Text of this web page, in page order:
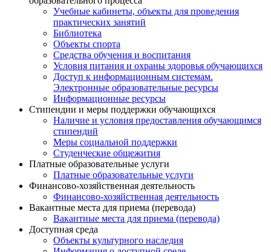
Учебные кабинеты, объекты для проведения
практических занятий
Библиотека
Объекты спорта
Средства обучения и воспитания
Условия питания и охраны здоровья обучающихся
Доступ к информационным системам.
Электронные образовательные ресурсы
Информационные ресурсы
Стипендии и меры поддержки обучающихся
Наличие и условия предоставления обучающимся
стипендий
Меры социальной поддержки
Студенческие общежития
Платные образовательные услуги
Платные образовательные услуги
Финансово-хозяйственная деятельность
Финансово-хозяйственная деятельность
Вакантные места для приема (перевода)
Вакантные места для приема (перевода)
Доступная среда
Объекты культурного наследия